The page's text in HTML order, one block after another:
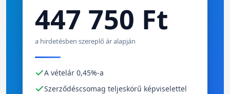
447 750 Ft
a hirdetésben szereplő ár alapján
A vételár 0,45%-a
Szerződéscsomag teljeskörű képviselettel